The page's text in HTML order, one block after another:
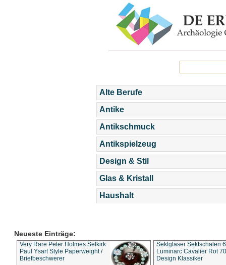
Alte Berufe
Antike
Antikschmuck
Antikspielzeug
Design & Stil
Glas & Kristall
Haushalt
Neueste Einträge:
Very Rare Peter Holmes Selkirk
Paul Ysart Style Paperweight /
Briefbeschwerer
Sektgläser Sektschalen
Luminarc Cavalier Rot
Design Klassiker